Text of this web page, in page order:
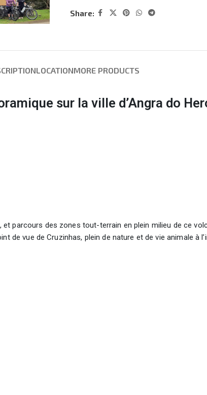
Share:
LOCATIONMORE PRODUCTS
sur la ville d’Angra do
parcours des zones tout-terrain en plein milieu de ce
de vue de Cruzinhas, plein de nature et de vie animale à